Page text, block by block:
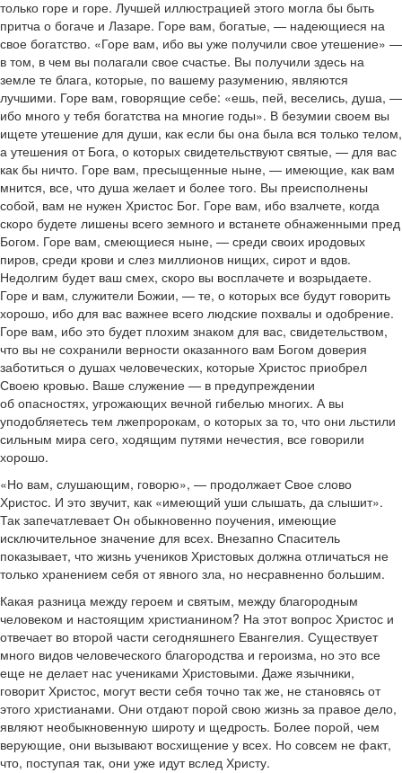
только горе и горе. Лучшей иллюстрацией этого могла бы быть
притча о богаче и Лазаре. Горе вам, богатые, — надеющиеся на
свое богатство. «Горе вам, ибо вы уже получили свое утешение» —
в том, в чем вы полагали свое счастье. Вы получили здесь на
земле те блага, которые, по вашему разумению, являются
лучшими. Горе вам, говорящие себе: «ешь, пей, веселись, душа, —
ибо много у тебя богатства на многие годы». В безумии своем вы
ищете утешение для души, как если бы она была вся только телом,
а утешения от Бога, о которых свидетельствуют святые, — для вас
как бы ничто. Горе вам, пресыщенные ныне, — имеющие, как вам
мнится, все, что душа желает и более того. Вы преисполнены
собой, вам не нужен Христос Бог. Горе вам, ибо взалчете, когда
скоро будете лишены всего земного и встанете обнаженными пред
Богом. Горе вам, смеющиеся ныне, — среди своих иродовых
пиров, среди крови и слез миллионов нищих, сирот и вдов.
Недолгим будет ваш смех, скоро вы восплачете и возрыдаете.
Горе и вам, служители Божии, — те, о которых все будут говорить
хорошо, ибо для вас важнее всего людские похвалы и одобрение.
Горе вам, ибо это будет плохим знаком для вас, свидетельством,
что вы не сохранили верности оказанного вам Богом доверия
заботиться о душах человеческих, которые Христос приобрел
Своею кровью. Ваше служение — в предупреждении
об опасностях, угрожающих вечной гибелью многих. А вы
уподобляетесь тем лжепророкам, о которых за то, что они льстили
сильным мира сего, ходящим путями нечестия, все говорили
хорошо.
«Но вам, слушающим, говорю», — продолжает Свое слово
Христос. И это звучит, как «имеющий уши слышать, да слышит».
Так запечатлевает Он обыкновенно поучения, имеющие
исключительное значение для всех. Внезапно Спаситель
показывает, что жизнь учеников Христовых должна отличаться не
только хранением себя от явного зла, но несравненно большим.
Какая разница между героем и святым, между благородным
человеком и настоящим христианином? На этот вопрос Христос и
отвечает во второй части сегодняшнего Евангелия. Существует
много видов человеческого благородства и героизма, но это все
еще не делает нас учениками Христовыми. Даже язычники,
говорит Христос, могут вести себя точно так же, не становясь от
этого христианами. Они отдают порой свою жизнь за правое дело,
являют необыкновенную широту и щедрость. Более порой, чем
верующие, они вызывают восхищение у всех. Но совсем не факт,
что, поступая так, они уже идут вслед Христу.